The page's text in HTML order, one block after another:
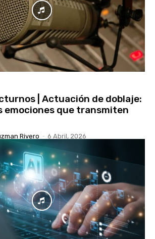
| Actuación de doblaje:
emociones que transmiten
Rivero - 6 Abril, 2026